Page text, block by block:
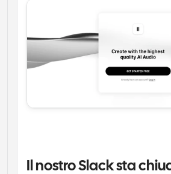
Il nostro Slack sta